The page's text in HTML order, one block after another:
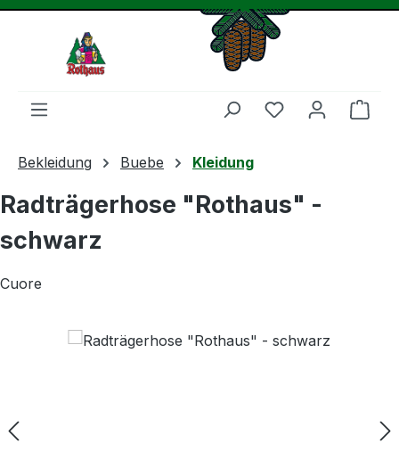
Du hast 0
Bekleidung Buebe Kleidung
Radträgerhose "Rothaus" -
schwarz
Cuore
Bildergalerie überspringen